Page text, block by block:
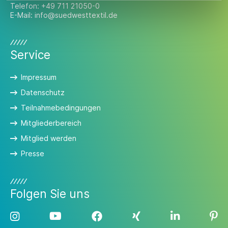
Telefon: +49 711 21050-0
E-Mail: info@suedwesttextil.de
Service
Impressum
Datenschutz
Teilnahmebedingungen
Mitgliederbereich
Mitglied werden
Presse
Folgen Sie uns